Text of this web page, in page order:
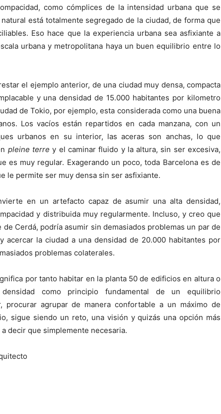
como cómplices de la intensidad urbana que se
está totalmente segregado de la ciudad, de forma que
Eso hace que la experiencia urbana sea asfixiante a
urbana y metropolitana haya un buen equilibrio entre lo
el ejemplo anterior, de una ciudad muy densa, compacta
y una densidad de 15.000 habitantes por kilometro
de Tokio, por ejemplo, esta considerada como una buena
Los vacíos están repartidos en cada manzana, con un
urbanos en su interior, las aceras son anchas, lo que
pleine terre y el caminar fluido y la altura, sin ser excesiva,
es muy regular. Exagerando un poco, toda Barcelona es de
le permite ser muy densa sin ser asfixiante.
en un artefacto capaz de asumir una alta densidad,
y distribuida muy regularmente. Incluso, y creo que
Cerdá, podría asumir sin demasiados problemas un par de
acercar la ciudad a una densidad de 20.000 habitantes por
problemas colaterales.
por tanto habitar en la planta 50 de edificios en altura o
como principio fundamental de un equilibrio
procurar agrupar de manera confortable a un máximo de
sigue siendo un reto, una visión y quizás una opción más
decir que simplemente necesaria.